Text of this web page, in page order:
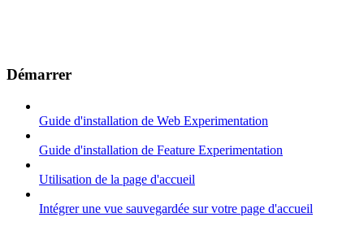
Démarrer
Guide d'installation de Web Experimentation
Guide d'installation de Feature Experimentation
Utilisation de la page d'accueil
Intégrer une vue sauvegardée sur votre page d'accueil